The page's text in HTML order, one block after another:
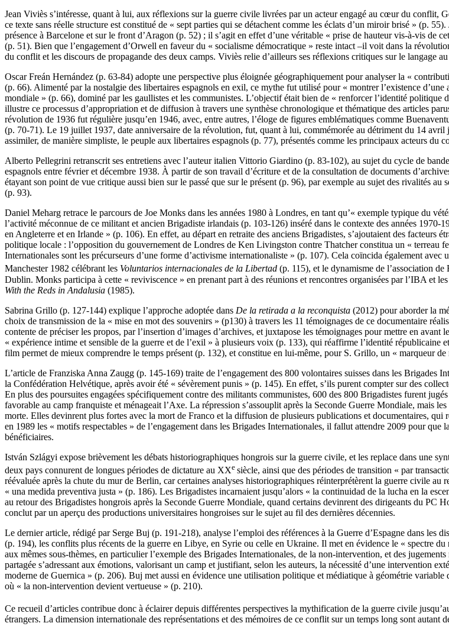
Jean Viviès s’intéresse, quant à lui, aux réflexions sur la guerre civile livrées par un acteur engagé au cœur du conflit,
ce texte sans réelle structure est constitué de « sept parties qui se détachent comme les éclats d’un miroir brisé » (p.
présence à Barcelone et sur le front d’Aragon (p. 52) ; il s’agit en effet d’une véritable « prise de hauteur vis-à-vis de
(p. 51). Bien que l’engagement d’Orwell en faveur du « socialisme démocratique » reste intact –il voit dans la
du conflit et les discours de propagande des deux camps. Viviès relie d’ailleurs ses réflexions critiques sur le langage
Oscar Freán Hernández (p. 63-84) adopte une perspective plus éloignée géographiquement pour analyser la «
(p. 66). Alimenté par la nostalgie des libertaires espagnols en exil, ce mythe fut utilisé pour « montrer l’existence
mondiale » (p. 66), dominé par les gaullistes et les communistes. L’objectif était bien de « renforcer l’identité
illustre ce processus d’appropriation et de diffusion à travers une synthèse chronologique et thématique des articles
révolution de 1936 fut régulière jusqu’en 1946, avec, entre autres, l’éloge de figures emblématiques comme
(p. 70-71). Le 19 juillet 1937, date anniversaire de la révolution, fut, quant à lui, commémorée au détriment du 14 avril
assimiler, de manière simpliste, le peuple aux libertaires espagnols (p. 77), présentés comme les principaux acteurs du
Alberto Pellegrini retranscrit ses entretiens avec l’auteur italien Vittorio Giardino (p. 83-102), au sujet du cycle de
espagnols entre février et décembre 1938. À partir de son travail d’écriture et de la consultation de documents
étayant son point de vue critique aussi bien sur le passé que sur le présent (p. 96), par exemple au sujet des rivalités
(p. 93).
Daniel Meharg retrace le parcours de Joe Monks dans les années 1980 à Londres, en tant qu’« exemple typique du
l’activité méconnue de ce militant et ancien Brigadiste irlandais (p. 103-126) inséré dans le contexte des années
en Angleterre et en Irlande » (p. 106). En effet, au départ en retraite des anciens Brigadistes, s’ajoutaient des facteurs
politique locale : l’opposition du gouvernement de Londres de Ken Livingston contre Thatcher constitua un « terreau
Internationales sont les précurseurs d’une forme d’activisme internationaliste » (p. 107). Cela coïncida également
Manchester 1982 célébrant les Voluntarios internacionales de la Libertad (p. 115), et le dynamisme de l’association
Dublin. Monks participa à cette « reviviscence » en prenant part à des réunions et rencontres organisées par l’IBA et
With the Reds in Andalusia (1985).
Sabrina Grillo (p. 127-144) explique l’approche adoptée dans De la retirada a la reconquista (2012) pour aborder la
choix de transmission de la « mise en mot des souvenirs » (p130) à travers les 11 témoignages de ce documentaire
contente de préciser les propos, par l’insertion d’images d’archives, et juxtapose les témoignages pour mettre en
« expérience intime et sensible de la guerre et de l’exil » à plusieurs voix (p. 133), qui réaffirme l’identité
film permet de mieux comprendre le temps présent (p. 132), et constitue en lui-même, pour S. Grillo, un « marqueur de
L’article de Franziska Anna Zaugg (p. 145-169) traite de l’engagement des 800 volontaires suisses dans les
la Confédération Helvétique, après avoir été « sévèrement punis » (p. 145). En effet, s’ils purent compter sur des
En plus des poursuites engagées spécifiquement contre des militants communistes, 600 des 800 Brigadistes furent
favorable au camp franquiste et ménageait l’Axe. La répression s’assouplit après la Seconde Guerre Mondiale, mais
morte. Elles devinrent plus fortes avec la mort de Franco et la diffusion de plusieurs publications et documentaires,
en 1989 les « motifs respectables » de l’engagement dans les Brigades Internationales, il fallut attendre 2009 pour
bénéficiaires.
István Szlágyi expose brièvement les débats historiographiques hongrois sur la guerre civile, et les replace dans une
deux pays connurent de longues périodes de dictature au XXe siècle, ainsi que des périodes de transition « par
réévaluée après la chute du mur de Berlin, car certaines analyses historiographiques réinterprétèrent la guerre civile
« una medida preventiva justa » (p. 186). Les Brigadistes incarnaient jusqu’alors « la continuidad de la lucha en la
au retour des Brigadistes hongrois après la Seconde Guerre Mondiale, quand certains devinrent des dirigeants du PC
conclut par un aperçu des productions universitaires hongroises sur le sujet au fil des dernières décennies.
Le dernier article, rédigé par Serge Buj (p. 191-218), analyse l’emploi des références à la Guerre d’Espagne dans les
(p. 194), les conflits plus récents de la guerre en Libye, en Syrie ou celle en Ukraine. Il met en évidence le « spectre
aux mêmes sous-thèmes, en particulier l’exemple des Brigades Internationales, de la non-intervention, et des
partagée s’adressant aux émotions, valorisant un camp et justifiant, selon les auteurs, la nécessité d’une intervention
moderne de Guernica » (p. 206). Buj met aussi en évidence une utilisation politique et médiatique à géométrie
où « la non-intervention devient vertueuse » (p. 210).
Ce recueil d’articles contribue donc à éclairer depuis différentes perspectives la mythification de la guerre civile
étrangers. La dimension internationale des représentations et des mémoires de ce conflit sur un temps long sont autant